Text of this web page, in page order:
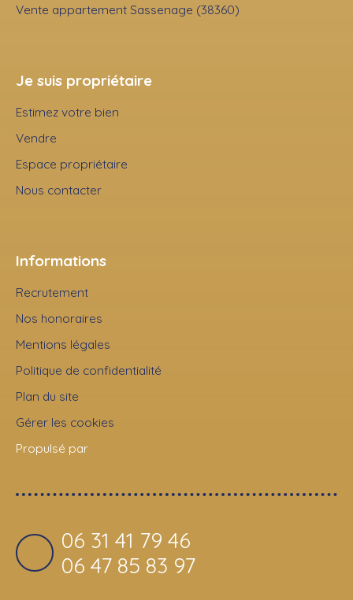
Vente appartement Sassenage (38360)
Je suis propriétaire
Estimez votre bien
Vendre
Espace propriétaire
Nous contacter
Informations
Recrutement
Nos honoraires
Mentions légales
Politique de confidentialité
Plan du site
Gérer les cookies
Propulsé par
06 31 41 79 46
06 47 85 83 97